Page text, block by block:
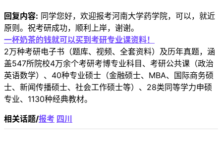
回复内容: 同学您好，欢迎报考河南大学药学院，可以，就近
原则。祝考研成功，顺利上岸，谢谢。
一杯奶茶的钱就可以买到考研专业课资料！
2万种考研电子书（题库、视频、全套资料）及历年真题，涵
盖547所院校4万余个考研考博专业科目、考研公共课（政治
英语数学）、40种专业硕士（金融硕士、MBA、国际商务硕
士、新闻传播硕士、社会工作硕士等）、28类同等学力申硕
专业、1130种经典教材。
相关话题/报考 四川